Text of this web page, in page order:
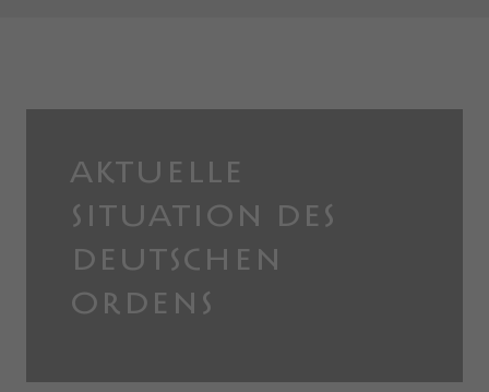
AKTUELLE
SITUATION DES
DEUTSCHEN
ORDENS